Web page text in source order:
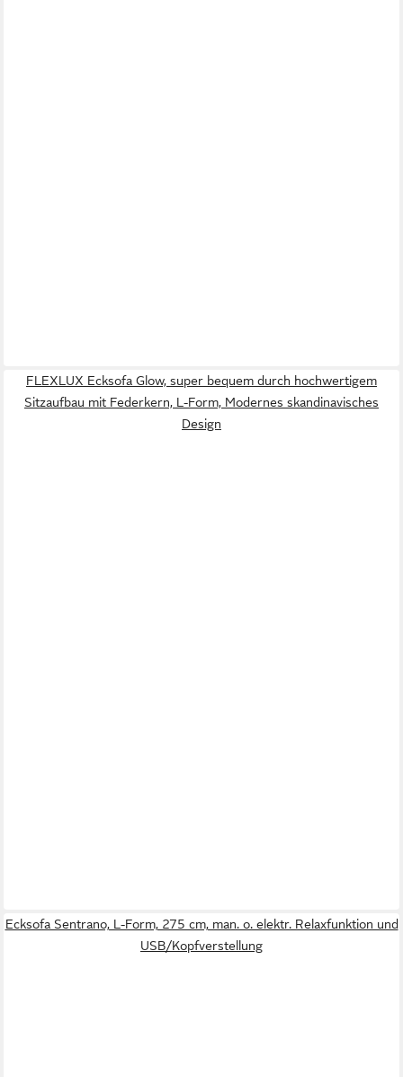
FLEXLUX Ecksofa Glow, super bequem durch hochwertigem
Sitzaufbau mit Federkern, L-Form, Modernes skandinavisches
Design
Ecksofa Sentrano, L-Form, 275 cm, man. o. elektr. Relaxfunktion und
USB/Kopfverstellung